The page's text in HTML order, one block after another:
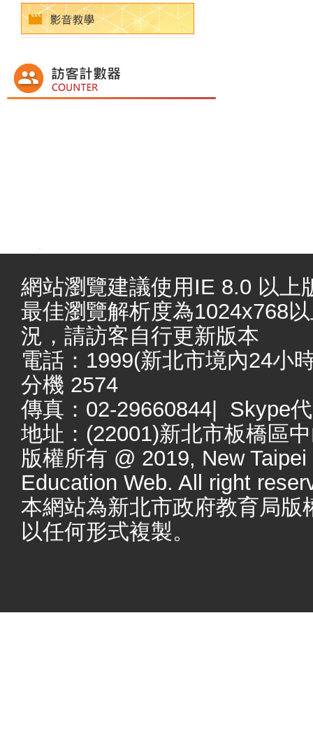
網站瀏覽建議使用IE 8.0 以上
最佳瀏覽解析度為1024x768
況，請訪客自行更新版本
電話：1999(新北市境內24小
分機 2574
傳真：02-29660844| Skype
地址：(22001)新北市板橋
版權所有 @ 2019, New
Education Web. All right
本網站為新北市政府教育局版
以任何形式複製。